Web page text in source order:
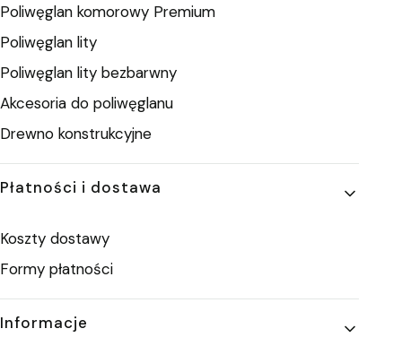
Poliwęglan komorowy Premium
Poliwęglan lity
Poliwęglan lity bezbarwny
Akcesoria do poliwęglanu
Drewno konstrukcyjne
Płatności i dostawa
Koszty dostawy
Formy płatności
Informacje